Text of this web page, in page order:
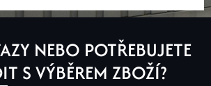
NEBO POTŘEBUJETE
S VÝBĚREM ZBOŽÍ?